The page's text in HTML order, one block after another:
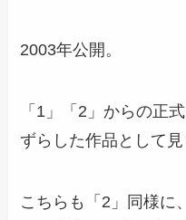
2003年公開。
「1」「2」からの正
ずらした作品として見
こちらも「2」同様に